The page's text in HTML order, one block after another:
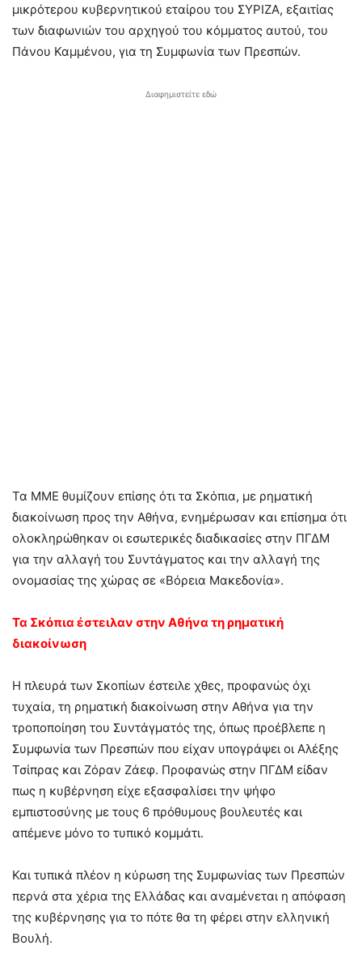
μικρότερου κυβερνητικού εταίρου του ΣΥΡΙΖΑ, εξαιτίας
των διαφωνιών του αρχηγού του κόμματος αυτού, του
Πάνου Καμμένου, για τη Συμφωνία των Πρεσπών.
Διαφημιστείτε εδώ
Τα ΜΜΕ θυμίζουν επίσης ότι τα Σκόπια, με ρηματική
διακοίνωση προς την Αθήνα, ενημέρωσαν και επίσημα ότι
ολοκληρώθηκαν οι εσωτερικές διαδικασίες στην ΠΓΔΜ
για την αλλαγή του Συντάγματος και την αλλαγή της
ονομασίας της χώρας σε «Βόρεια Μακεδονία».
Τα Σκόπια έστειλαν στην Αθήνα τη ρηματική
διακοίνωση
Η πλευρά των Σκοπίων έστειλε χθες, προφανώς όχι
τυχαία, τη ρηματική διακοίνωση στην Αθήνα για την
τροποποίηση του Συντάγματός της, όπως προέβλεπε η
Συμφωνία των Πρεσπών που είχαν υπογράψει οι Αλέξης
Τσίπρας και Ζόραν Ζάεφ. Προφανώς στην ΠΓΔΜ είδαν
πως η κυβέρνηση είχε εξασφαλίσει την ψήφο
εμπιστοσύνης με τους 6 πρόθυμους βουλευτές και
απέμενε μόνο το τυπικό κομμάτι.
Και τυπικά πλέον η κύρωση της Συμφωνίας των Πρεσπών
περνά στα χέρια της Ελλάδας και αναμένεται η απόφαση
της κυβέρνησης για το πότε θα τη φέρει στην ελληνική
Βουλή.